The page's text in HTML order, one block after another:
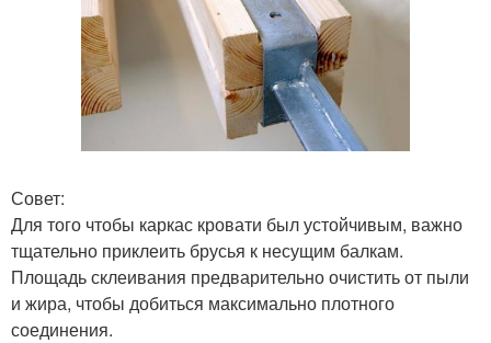
Совет:
Для того чтобы каркас кровати был устойчивым, важно
тщательно приклеить брусья к несущим балкам.
Площадь склеивания предварительно очистить от пыли
и жира, чтобы добиться максимально плотного
соединения.